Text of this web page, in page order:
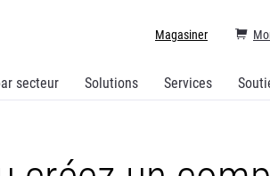
secteur Solutions Services
Magasiner